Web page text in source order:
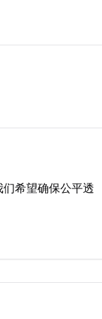
希望确保公平透